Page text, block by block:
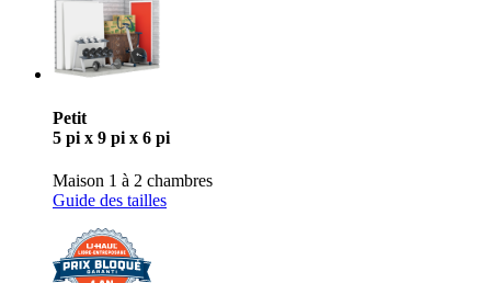
Petit
5 pi x 9 pi x 6 pi
Maison 1 à 2 chambres
Guide des tailles